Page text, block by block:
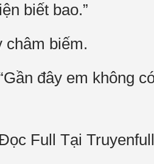
biết bao.”
châm biếm.
đây em không
Full Tại